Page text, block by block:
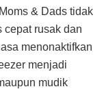
& Dads tidak
cepat rusak dan
menonaktifkan
menjadi
mudik